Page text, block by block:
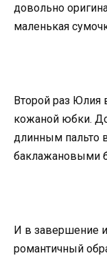
довольно
маленькая
Второй раз
кожаной юбки.
длинным пальто
баклажановыми
И в завершение
романтичный